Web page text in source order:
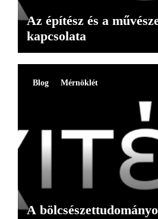
Az építész és a
kapcsolata
Blog Mérnöklét
A